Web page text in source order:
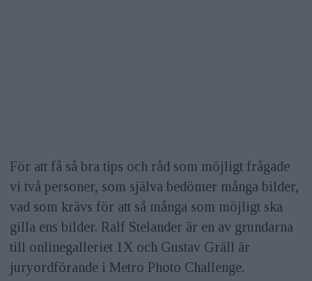
För att få så bra tips och råd som möjligt frågade
vi två personer, som själva bedömer många bilder,
vad som krävs för att så många som möjligt ska
gilla ens bilder. Ralf Stelander är en av grundarna
till onlinegalleriet 1X och Gustav Gräll är
juryordförande i Metro Photo Challenge.